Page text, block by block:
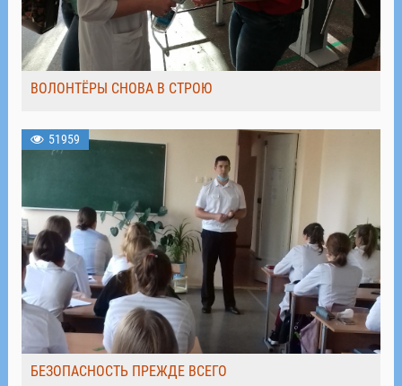
ВОЛОНТЁРЫ СНОВА В СТРОЮ
51959
БЕЗОПАСНОСТЬ ПРЕЖДЕ ВСЕГО